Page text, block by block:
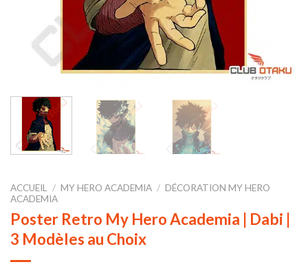
ACCUEIL / MY HERO ACADEMIA / DÉCORATION MY HERO
ACADEMIA
Poster Retro My Hero Academia | Dabi |
3 Modèles au Choix